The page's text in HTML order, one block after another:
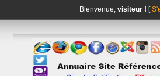
Bienvenue, visiteur ! [